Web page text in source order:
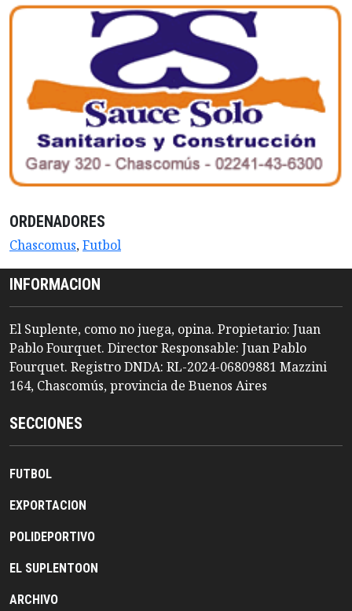
ORDENADORES
Chascomus,Futbol
INFORMACION
El Suplente, como no juega, opina. Propietario: Juan
Pablo Fourquet. Director Responsable: Juan Pablo
Fourquet. Registro DNDA: RL-2024-06809881 Mazzini
164, Chascomús, provincia de Buenos Aires
SECCIONES
FUTBOL
EXPORTACION
POLIDEPORTIVO
EL SUPLENTOON
ARCHIVO